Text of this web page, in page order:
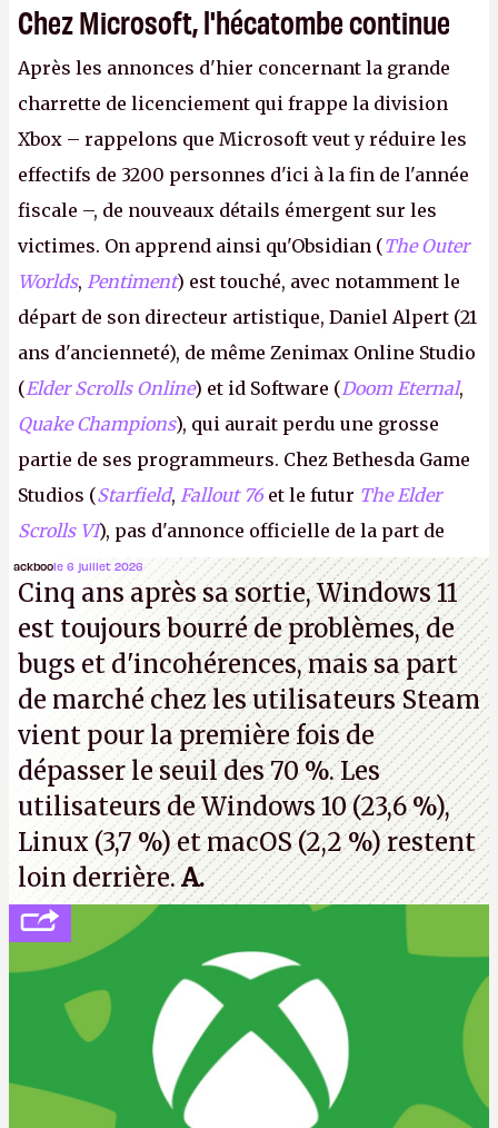
Chez Microsoft, l'hécatombe continue
Après les annonces d'hier concernant la grande
charrette de licenciement qui frappe la division
Xbox – rappelons que Microsoft veut y réduire les
effectifs de 3200 personnes d'ici à la fin de l'année
fiscale –, de nouveaux détails émergent sur les
victimes. On apprend ainsi qu'Obsidian (The Outer
Worlds, Pentiment) est touché, avec notamment le
départ de son directeur artistique, Daniel Alpert (21
ans d'ancienneté), de même Zenimax Online Studio
(Elder Scrolls Online) et id Software (Doom Eternal,
Quake Champions), qui aurait perdu une grosse
partie de ses programmeurs. Chez Bethesda Game
Studios (Starfield, Fallout 76 et le futur The Elder
Scrolls VI), pas d'annonce officielle de la part de
Microsoft, mais le syndicat des employés confirme
de nombreux licenciements.A.
ackboole 6 juillet 2026
Cinq ans après sa sortie, Windows 11
est toujours bourré de problèmes, de
bugs et d'incohérences, mais sa part
de marché chez les utilisateurs Steam
vient pour la première fois de
dépasser le seuil des 70 %. Les
utilisateurs de Windows 10 (23,6 %),
Linux (3,7 %) et macOS (2,2 %) restent
loin derrière.A.